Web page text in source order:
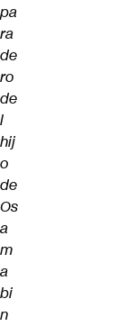
pa
ra
de
ro
de
l
hij
o
de
Os
a
m
a
bi
n